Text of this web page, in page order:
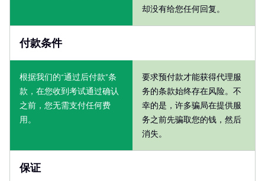
却没有给您任何回复。
付款条件
根据我们的“通过后付款”条
款，在您收到考试通过确认
之前，您无需支付任何费
用。
要求预付款才能获得代理服
务的条款始终存在风险。不
幸的是，许多骗局在提供服
务之前先骗取您的钱，然后
消失。
保证